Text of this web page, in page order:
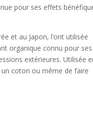
pour ses effets
et au Japon, l’ont utilisée
organique connu pour ses
extérieures. Utilisée
coton ou même de faire